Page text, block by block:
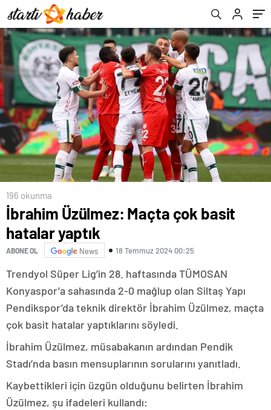
196 okunma
İbrahim Üzülmez: Maçta çok basit
hatalar yaptık
ABONE OL News 18 Temmuz 2024 00:25
Trendyol Süper Lig’in 28. haftasında TÜMOSAN
Konyaspor’a sahasında 2-0 mağlup olan Siltaş Yapı
Pendikspor’da teknik direktör İbrahim Üzülmez, maçta
çok basit hatalar yaptıklarını söyledi.
İbrahim Üzülmez, müsabakanın ardından Pendik
Stadı’nda basın mensuplarının sorularını yanıtladı.
Kaybettikleri için üzgün olduğunu belirten İbrahim
Üzülmez, şu ifadeleri kullandı: